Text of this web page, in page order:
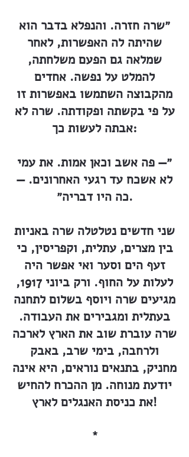
״שרה חזרה. והנפלא בדבר הוא
שהיתה לה האפשרות, לאחר
שמלאה גם הפעם משלחתה,
להמלט על נפשה. אחדים
מהקבוצה השתמשו באפשרות זו
על פי בקשתה ופקודתה. שרה לא
אבתה לעשות כך:
״— פה אשב וכאן אמות. את עמי
לא אשכח עד רגעי האחרונים. —
כה היו דבריה״.
שני חדשים נטלטלה שרה באניות
בין מצרים, עתלית, וקפריסין, כי
זעף הים וסער ואי אפשר היה
לעלות על החוף. ורק ביוני 1917,
מגיעים שרה ויוסף בשלום לתחנה
בעתלית ומגבירים את העבודה.
שרה עוברת שוב את הארץ לארכה
ולרחבה, בימי שרב, באבק
מחניק, בתנאים נוראים, היא אינה
יודעת מנוחה. מן ההכרח להחיש
את כניסת האנגלים לארץ!
*